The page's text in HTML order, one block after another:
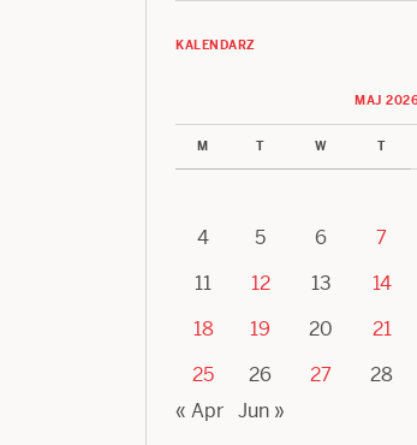
KALENDARZ
MAJ
M T W T
4
5 6 7
11
12 13 14
18
19 20 21
25
26 27 28
« Apr Jun »